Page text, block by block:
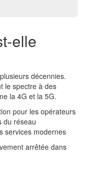
elle
décennies.
le spectre à des
la 4G et la 5G.
pour les opérateurs
du réseau
services modernes
arrêtée dans